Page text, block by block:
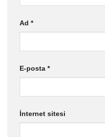
Ad *
E-posta *
İnternet sitesi